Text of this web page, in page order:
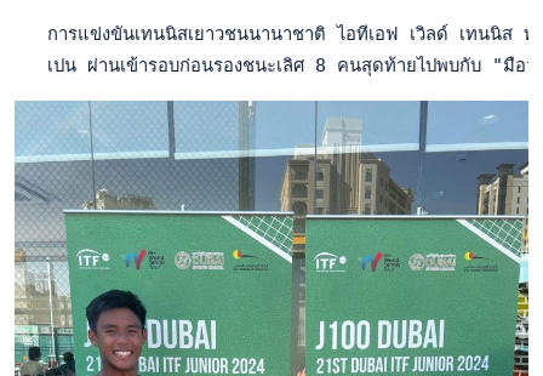
การแข่งขันเทนนิสเยาวชนนานาชาติ ไอทีเอฟ เวิลด์ เทนนิส
เปน ผ่านเข้ารอบก่อนรองชนะเลิศ 8 คนสุดท้ายไปพบกับ "มือ